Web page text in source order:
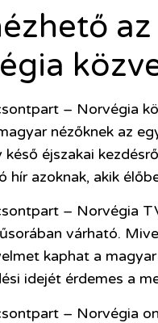
– Norvégia
nézőknek az
késő éjszakai
hír azoknak, akik
– Norvégia
várható.
kaphat a
idejét érdemes a
– Norvégia